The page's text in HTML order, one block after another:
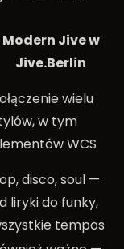
Modern Jive w
Jive.Berlin
wielu
w tym
WCS
disco, soul —
liryki do funky,
tempos